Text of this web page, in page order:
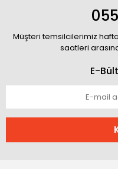
Müşteri temsilcilerimiz hafta
saatleri
E-